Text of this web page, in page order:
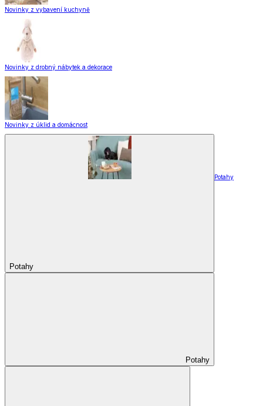
Novinky z vybavení kuchyně
Novinky z drobný nábytek a dekorace
Novinky z úklid a domácnost
Potahy
Potahy
Potahy